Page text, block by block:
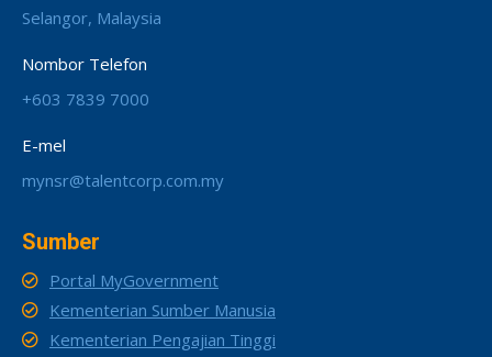
Selangor, Malaysia
Nombor Telefon
+603 7839 7000
E-mel
mynsr@talentcorp.com.my
Sumber
Portal MyGovernment
Kementerian Sumber Manusia
Kementerian Pengajian Tinggi